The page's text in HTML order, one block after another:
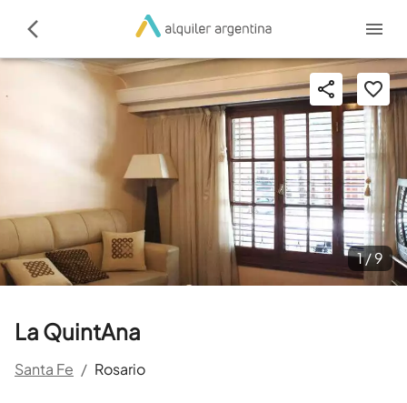
La QuintAna
Santa Fe / Rosario
1 /9